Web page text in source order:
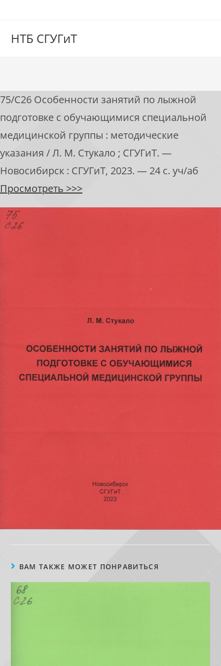
НТБ СГУГиТ
75/С26 Особенности занятий по лыжной
подготовке с обучающимися специальной
медицинской группы : методические
указания / Л. М. Стукало ; СГУГиТ. —
Новосибирск : СГУГиТ, 2023. — 24 с. уч/аб
Просмотреть >>>
ВАМ ТАКЖЕ МОЖЕТ ПОНРАВИТЬСЯ